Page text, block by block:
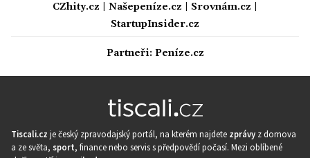
CZhity.cz
Našepeníze.cz Srovnám.cz
StartupInsider.cz
Partneři: Peníze.cz
Tiscali.cz je český zpravodajský portál, na kterém najdete zprávy z domova
a ze světa, sport, finance nebo servis s předpovědí počasí. Mezi oblíbené